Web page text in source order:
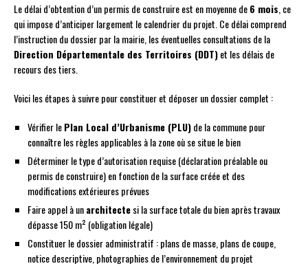
Le délai d’obtention d’un permis de construire est en moyenne de6 mois , ce
qui impose d’anticiper largement le calendrier du projet. Ce délai comprend
l’instruction du dossier par la mairie, les éventuelles consultations de la
Direction Départementale des Territoires (DDT)et les délais de
recours des tiers.
Voici les étapes à suivre pour constituer et déposer un dossier complet :
Vérifier lePlan Local d’Urbanisme (PLU)de la commune pour
connaître les règles applicables à la zone où se situe le bien
Déterminer le type d’autorisation requise (déclaration préalable ou
permis de construire) en fonction de la surface créée et des
modifications extérieures prévues
Faire appel à unarchitectesi la surface totale du bien après travaux
dépasse 150 m² (obligation légale)
Constituer le dossier administratif : plans de masse, plans de coupe,
notice descriptive, photographies de l’environnement du projet